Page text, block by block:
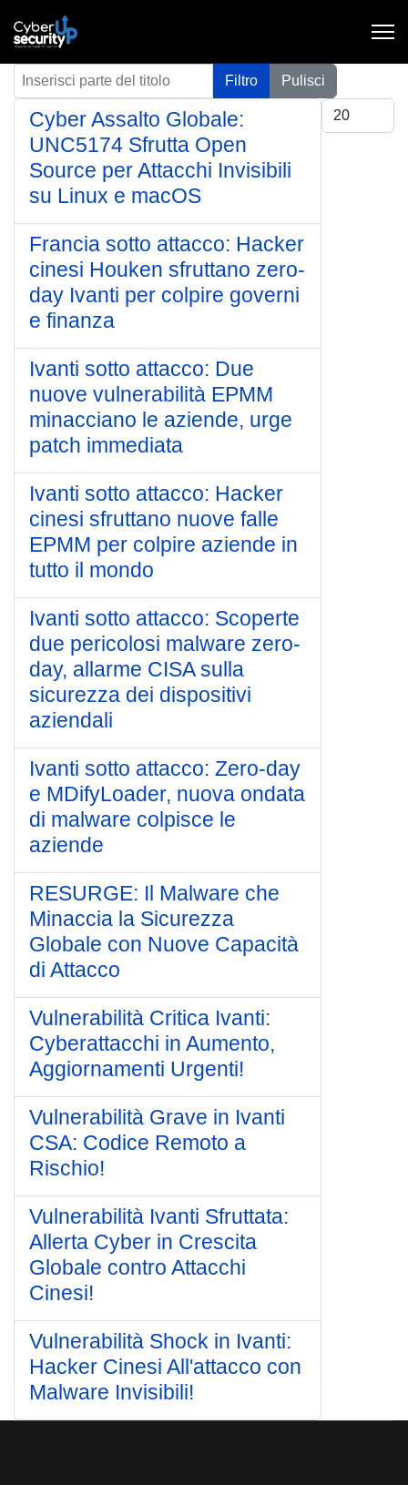
Inserisci parte del titolo Filtro
Pulisci
Visualizza #
Cyber Assalto Globale:
UNC5174 Sfrutta Open
Source per Attacchi Invisibili
su Linux e macOS
Francia sotto attacco: Hacker
cinesi Houken sfruttano zero-
day Ivanti per colpire governi
e finanza
Ivanti sotto attacco: Due
nuove vulnerabilità EPMM
minacciano le aziende, urge
patch immediata
Ivanti sotto attacco: Hacker
cinesi sfruttano nuove falle
EPMM per colpire aziende in
tutto il mondo
Ivanti sotto attacco: Scoperte
due pericolosi malware zero-
day, allarme CISA sulla
sicurezza dei dispositivi
aziendali
Ivanti sotto attacco: Zero-day
e MDifyLoader, nuova ondata
di malware colpisce le
aziende
RESURGE: Il Malware che
Minaccia la Sicurezza
Globale con Nuove Capacità
di Attacco
Vulnerabilità Critica Ivanti:
Cyberattacchi in Aumento,
Aggiornamenti Urgenti!
Vulnerabilità Grave in Ivanti
CSA: Codice Remoto a
Rischio!
Vulnerabilità Ivanti Sfruttata:
Allerta Cyber in Crescita
Globale contro Attacchi
Cinesi!
Vulnerabilità Shock in Ivanti:
Hacker Cinesi All'attacco con
Malware Invisibili!